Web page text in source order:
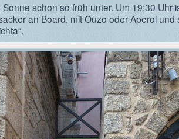
schon so früh unter. Um 19:30 Uhr
an Board, mit Ouzo oder Aperol und